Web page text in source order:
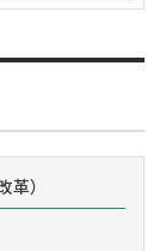
）